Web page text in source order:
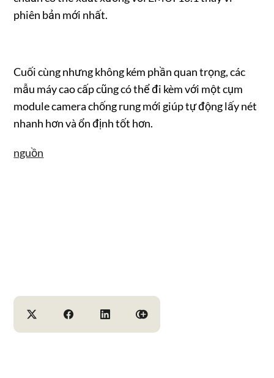
phiên bản mới nhất.
Cuối cùng nhưng không kém phần quan trọng, các
mẫu máy cao cấp cũng có thể đi kèm với một cụm
module camera chống rung mới giúp tự động lấy nét
nhanh hơn và ổn định tốt hơn.
nguồn